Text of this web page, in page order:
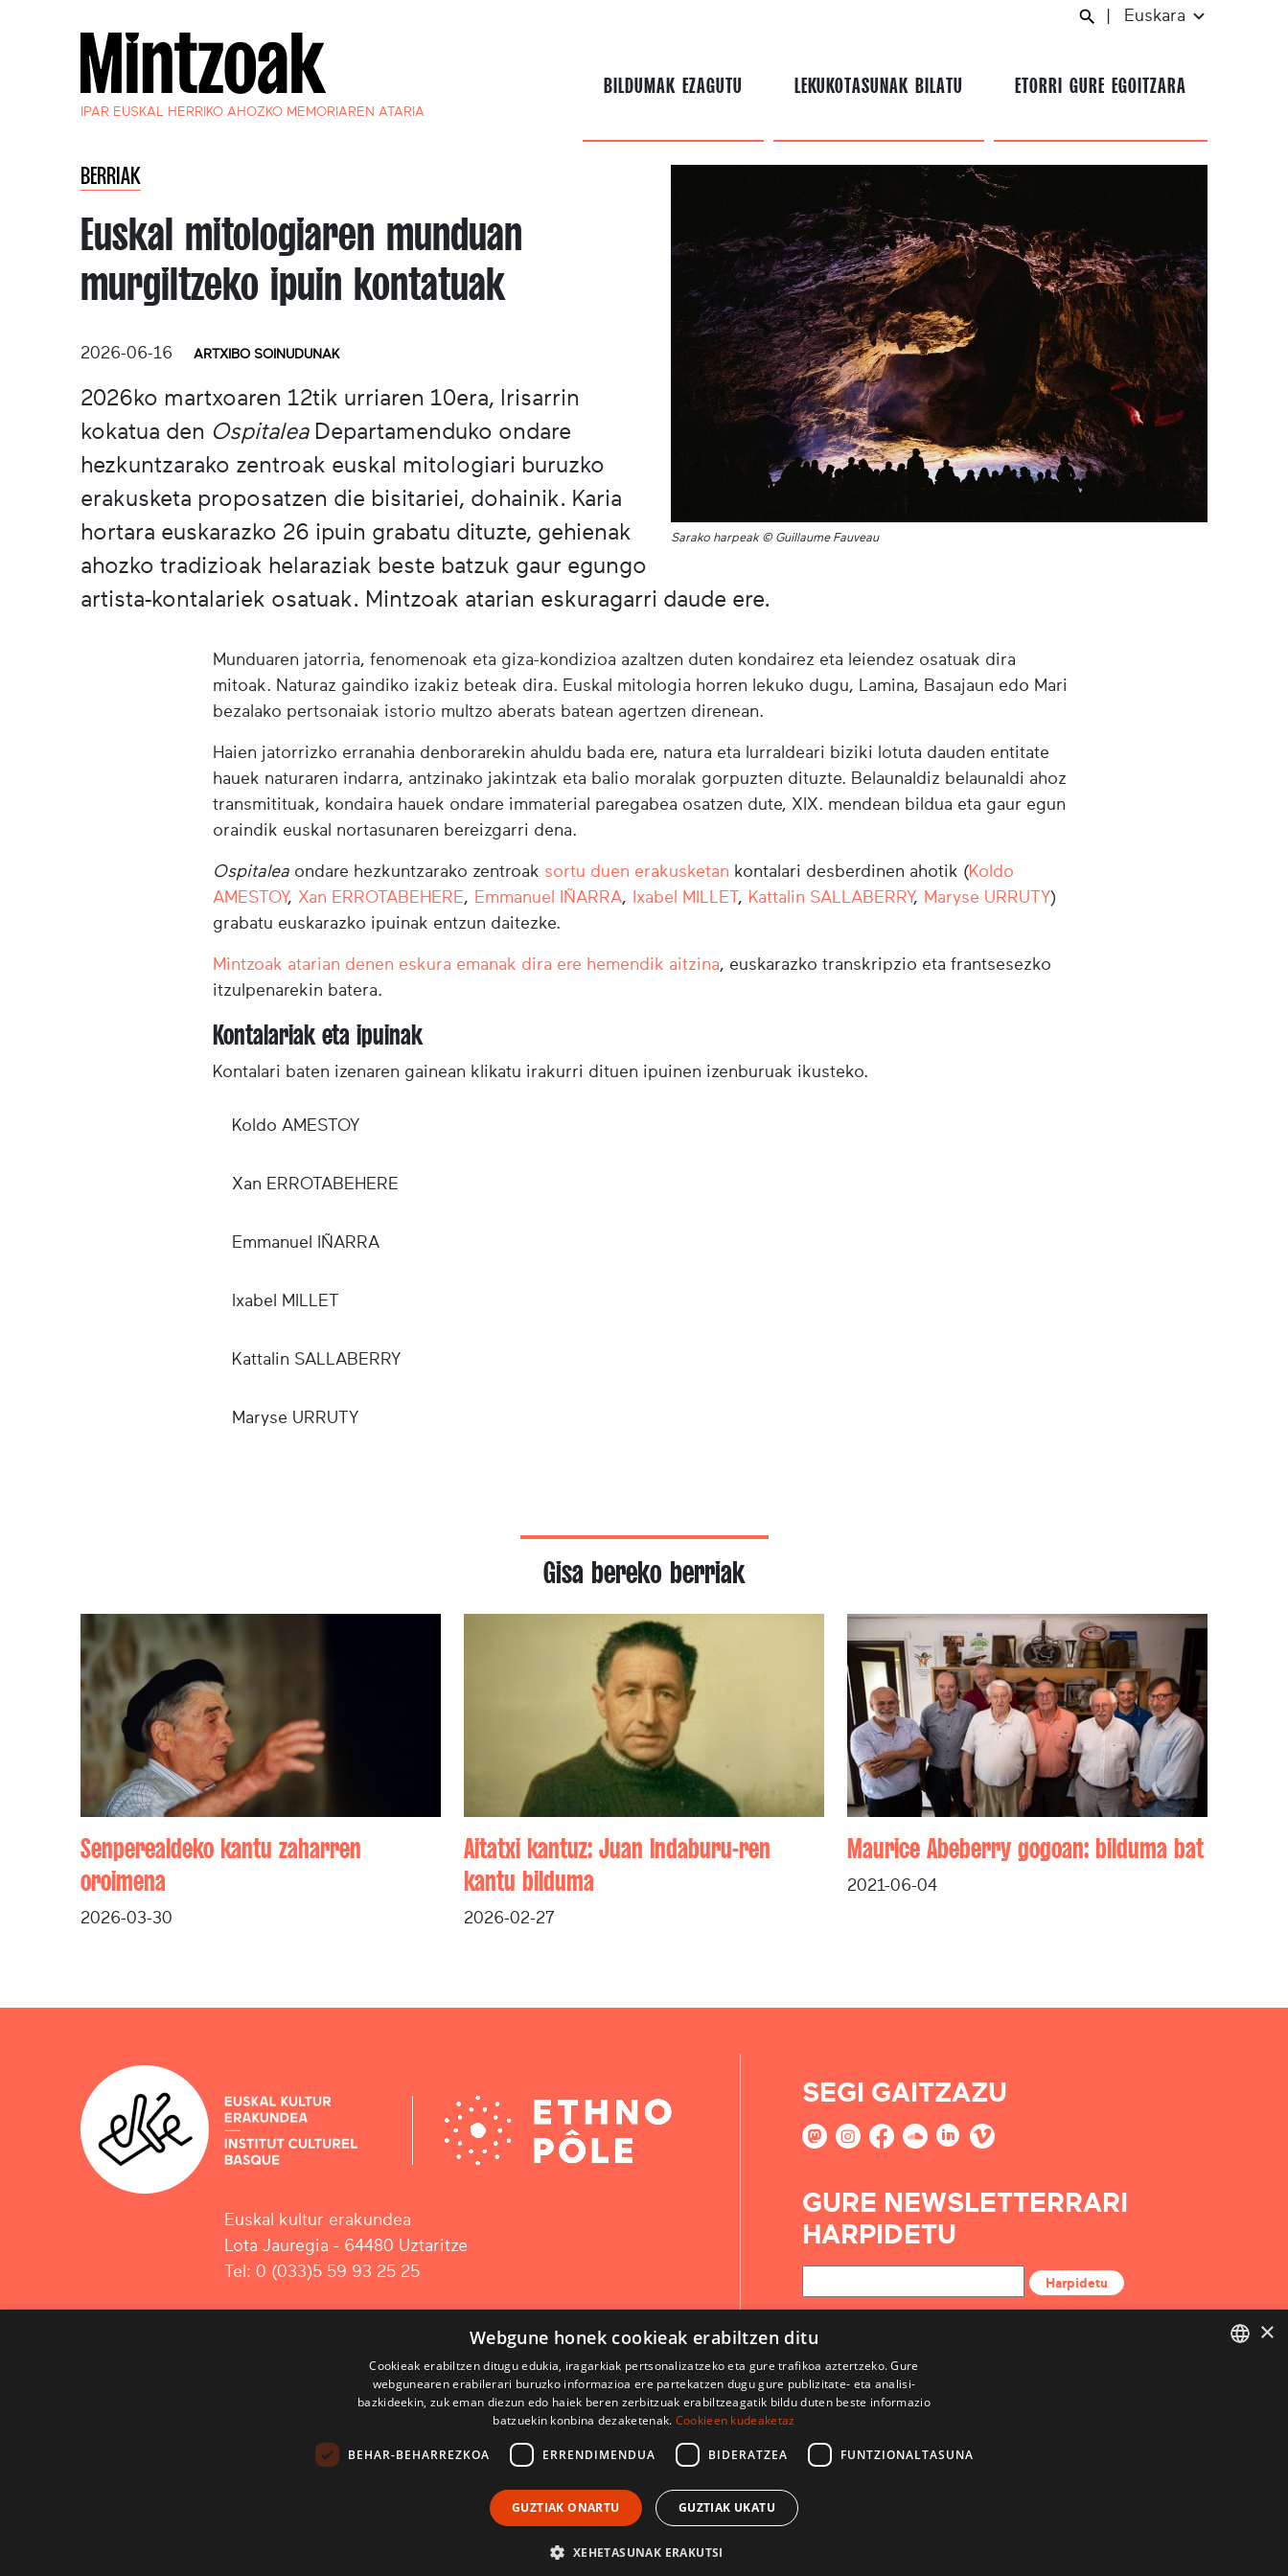
IPAR EUSKAL HERRIKO AHOZKO MEMORIAREN ATARIA
Euskara
BILDUMAK EZAGUTU LEKUKOTASUNAK BILATU ETORRI GURE EGOITZARA
Sarako harpeak © Guillaume Fauveau
BERRIAK
Euskal mitologiaren munduan
murgiltzeko ipuin kontatuak
2026-06-16 ARTXIBO SOINUDUNAK
2026ko martxoaren 12tik urriaren 10era, Irisarrin
kokatua den OspitaleaDepartamenduko ondare
hezkuntzarako zentroak euskal mitologiari buruzko
erakusketa proposatzen die bisitariei, dohainik. Karia
hortara euskarazko 26 ipuin grabatu dituzte, gehienak
ahozko tradizioak helaraziak beste batzuk gaur egungo
artista-kontalariek osatuak. Mintzoak atarian eskuragarri daude ere.
Munduaren jatorria, fenomenoak eta giza-kondizioa azaltzen duten kondairez eta leiendez osatuak dira
mitoak. Naturaz gaindiko izakiz beteak dira. Euskal mitologia horren lekuko dugu, Lamina, Basajaun edo Mari
bezalako pertsonaiak istorio multzo aberats batean agertzen direnean.
Haien jatorrizko erranahia denborarekin ahuldu bada ere, natura eta lurraldeari biziki lotuta dauden entitate
hauek naturaren indarra, antzinako jakintzak eta balio moralak gorpuzten dituzte. Belaunaldiz belaunaldi ahoz
transmitituak, kondaira hauek ondare immaterial paregabea osatzen dute, XIX. mendean bildua eta gaur egun
oraindik euskal nortasunaren bereizgarri dena.
Ospitalea ondare hezkuntzarako zentroak sortu duen erakusketan kontalari desberdinen ahotik (Koldo
AMESTOY, Xan ERROTABEHERE, Emmanuel IÑARRA, Ixabel MILLET, Kattalin SALLABERRY, Maryse URRUTY)
grabatu euskarazko ipuinak entzun daitezke.
Mintzoak atarian denen eskura emanak dira ere hemendik aitzina, euskarazko transkripzio eta frantsesezko
itzulpenarekin batera.
Kontalariak eta ipuinak
Kontalari baten izenaren gainean klikatu irakurri dituen ipuinen izenburuak ikusteko.
Koldo AMESTOY
Xan ERROTABEHERE
Emmanuel IÑARRA
Ixabel MILLET
Kattalin SALLABERRY
Maryse URRUTY
Gisa bereko berriak
Senperealdeko kantu zaharren
oroimena
2026-03-30
Aitatxi kantuz: Juan Indaburu-ren
kantu bilduma
2026-02-27
Maurice Abeberry gogoan: bilduma bat
2021-06-04
Euskal kultur erakundea
Lota Jauregia - 64480 Uztaritze
Tel: 0 (033)5 59 93 25 25
SEGI GAITZAZU
GURE NEWSLETTERRARI
HARPIDETU
Harpidetu
KONTAKTUA
ERABILPEN BALDINTZAK
CodeSyntax-ek garatua. Softwarea:
×
Webgune honek cookieak erabiltzen ditu
Cookieak erabiltzen ditugu edukia, iragarkiak pertsonalizatzeko eta gure trafikoa aztertzeko. Gure
webgunearen erabilerari buruzko informazioa ere partekatzen dugu gure publizitate- eta analisi-
bazkideekin, zuk eman diezun edo haiek beren zerbitzuak erabiltzeagatik bildu duten beste informazio
batzuekin konbina dezaketenak. Cookieen kudeaketaz
BEHAR-BEHARREZKOA ERRENDIMENDUA BIDERATZEA FUNTZIONALTASUNA
GUZTIAK ONARTU GUZTIAK UKATU
XEHETASUNAK ERAKUTSI